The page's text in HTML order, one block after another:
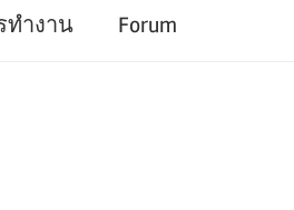
ทำงาน Forum